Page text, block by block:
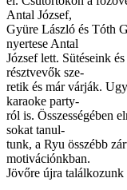
Antal József,
Gyüre László és Tóth
nyertese Antal
József lett. Sütéseink
résztvevők sze-
retik és már várják.
karaoke party-
ról is. Összességében
sokat tanul-
tunk, a Ryu összébb
motivációnkban.
Jövőre újra